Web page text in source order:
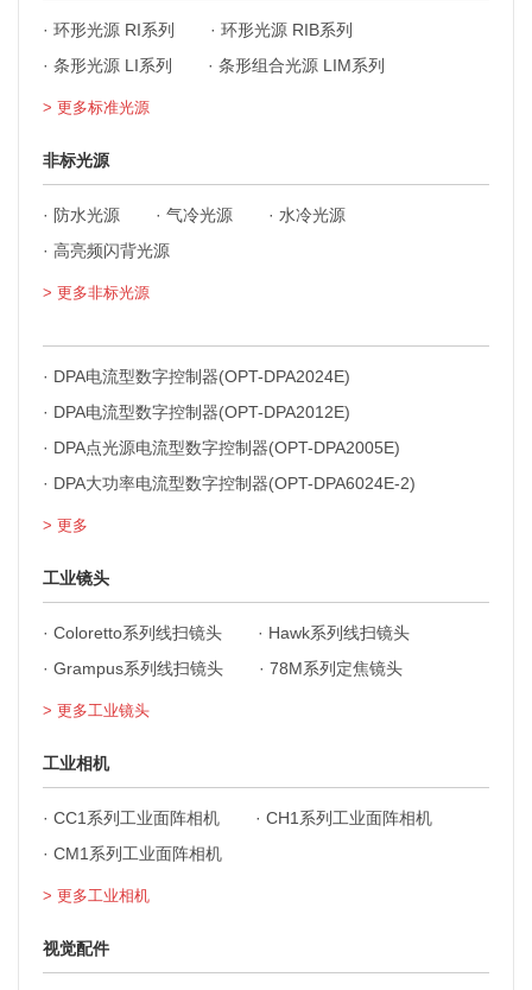
· 环形光源 RI系列 · 环形光源 RIB系列
· 条形光源 LI系列 · 条形组合光源 LIM系列
> 更多标准光源
非标光源
· 防水光源 · 气冷光源 · 水冷光源
· 高亮频闪背光源
> 更多非标光源
· DPA电流型数字控制器(OPT-DPA2024E)
· DPA电流型数字控制器(OPT-DPA2012E)
· DPA点光源电流型数字控制器(OPT-DPA2005E)
· DPA大功率电流型数字控制器(OPT-DPA6024E-2)
> 更多
工业镜头
· Coloretto系列线扫镜头 · Hawk系列线扫镜头
· Grampus系列线扫镜头 · 78M系列定焦镜头
> 更多工业镜头
工业相机
· CC1系列工业面阵相机 · CH1系列工业面阵相机
· CM1系列工业面阵相机
> 更多工业相机
视觉配件